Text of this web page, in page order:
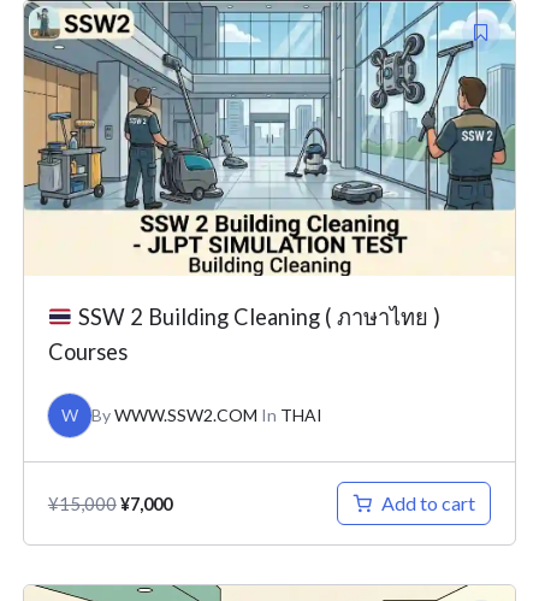
SSW 2 Building Cleaning ( ภาษาไทย )
Courses
W ByWWW.SSW2.COM In THAI
¥15,000
Original
price
was:
¥15,000.
¥7,000
Current
price
is:
¥7,000.
Add to cart